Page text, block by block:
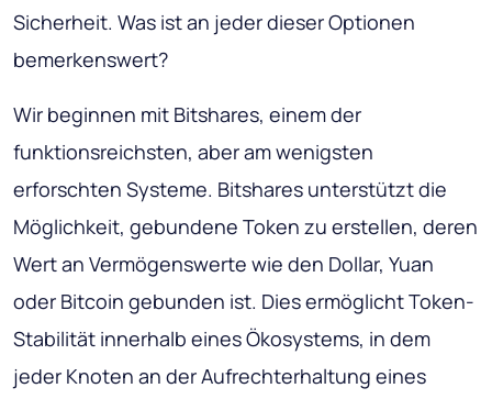
Sicherheit. Was ist an jeder dieser Optionen
bemerkenswert?
Wir beginnen mit Bitshares, einem der
funktionsreichsten, aber am wenigsten
erforschten Systeme. Bitshares unterstützt die
Möglichkeit, gebundene Token zu erstellen, deren
Wert an Vermögenswerte wie den Dollar, Yuan
oder Bitcoin gebunden ist. Dies ermöglicht Token-
Stabilität innerhalb eines Ökosystems, in dem
jeder Knoten an der Aufrechterhaltung eines